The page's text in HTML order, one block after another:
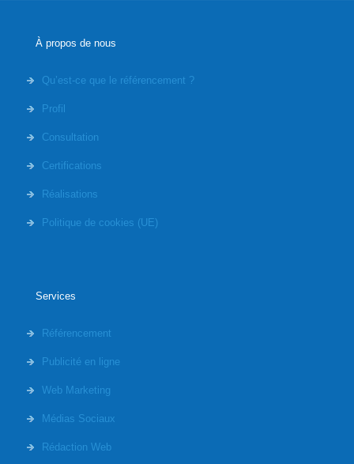
À propos de nous
Qu’est-ce que le référencement ?
Profil
Consultation
Certifications
Réalisations
Politique de cookies (UE)
Services
Référencement
Publicité en ligne
Web Marketing
Médias Sociaux
Rédaction Web